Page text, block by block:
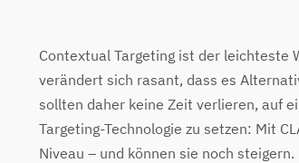
Contextual Targeting ist der leichteste
verändert sich rasant, dass es
sollten daher keine Zeit verlieren, auf
Targeting-Technologie zu setzen: Mit
Niveau – und können sie noch steigern.